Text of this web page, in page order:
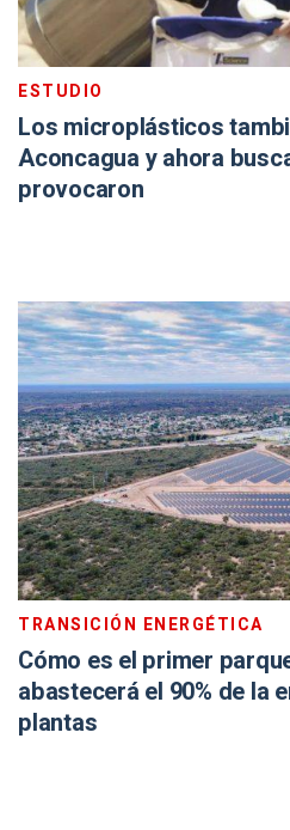
ESTUDIO
Los microplásticos
Aconcagua y ahora
provocaron
TRANSICIÓN ENERGÉTICA
Cómo es el primer
abastecerá el 90% de la
plantas